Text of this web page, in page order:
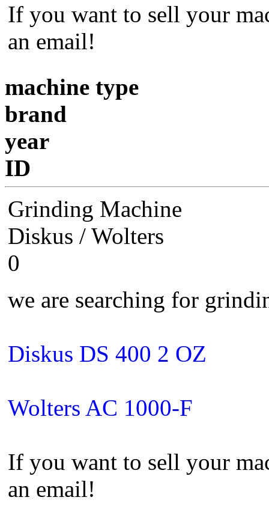
If you want to sell your
an email!
machine type
brand
year
ID
Grinding Machine
Diskus / Wolters
0
we are searching for
Diskus DS 400 2 OZ
Wolters AC 1000-F
If you want to sell your
an email!